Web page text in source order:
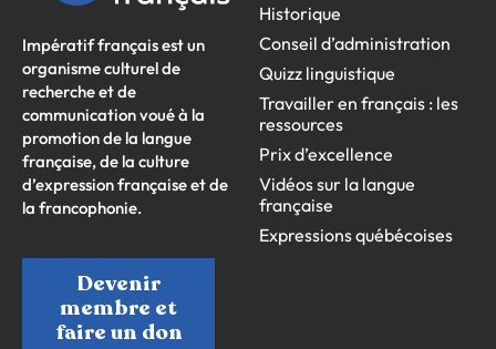
Impératif français est un
organisme culturel de
recherche et de
communication voué à la
promotion de la langue
française, de la culture
d’expression française et de
la francophonie.
Devenir
membre et
faire un don
Historique
Conseil d’administration
Quizz linguistique
Travailler en français : les
ressources
Prix d’excellence
Vidéos sur la langue
française
Expressions québécoises